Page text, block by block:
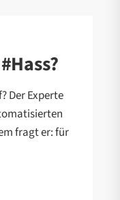
Der Experte
fragt er: für